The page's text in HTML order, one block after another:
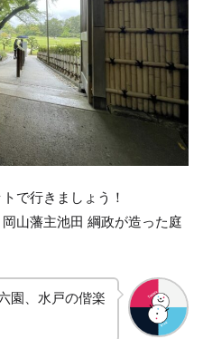
で行きましょう！
山藩主池田 綱政が造った庭
園、水戸の偕楽